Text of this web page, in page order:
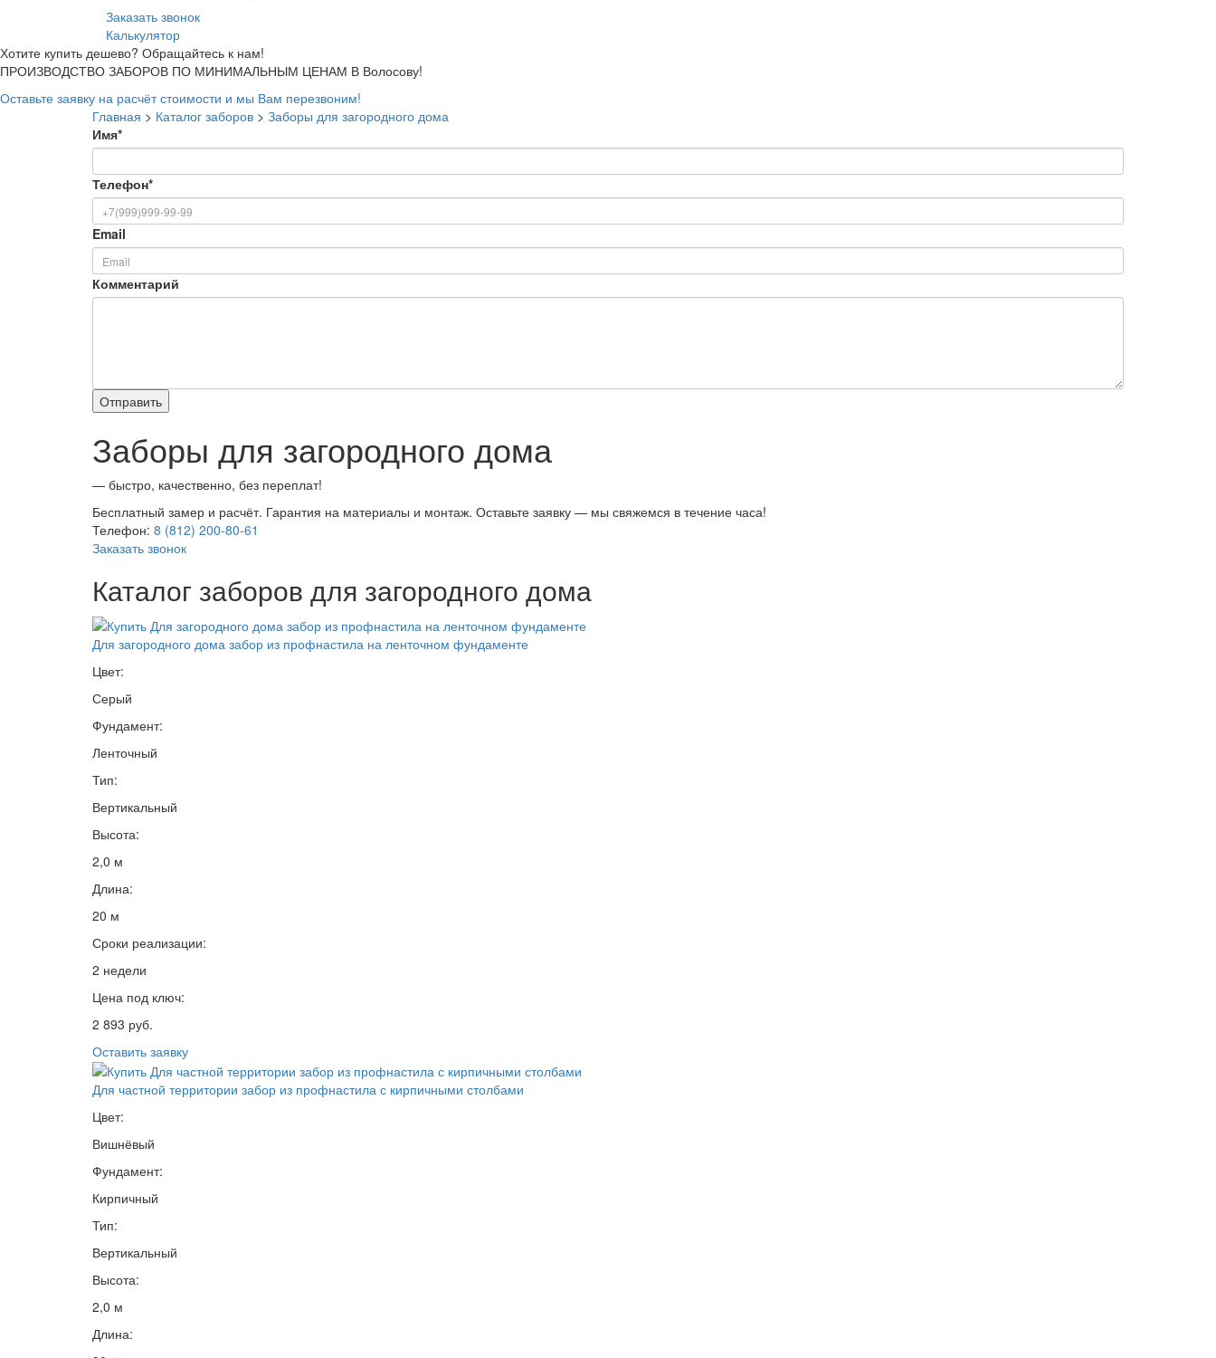
Заказать звонок
Калькулятор
Хотите купить дешево? Обращайтесь к нам!
ПРОИЗВОДСТВО ЗАБОРОВ ПО МИНИМАЛЬНЫМ ЦЕНАМ В Волосову!
Оставьте заявку на расчёт стоимости и мы Вам перезвоним!
Главная > Каталог заборов > Заборы для загородного дома
Имя*
Телефон*
Email
Комментарий
Заборы для загородного дома
— быстро, качественно, без переплат!
Бесплатный замер и расчёт. Гарантия на материалы и монтаж. Оставьте заявку — мы свяжемся в течение часа!
Телефон: 8 (812) 200-80-61
Заказать звонок
Каталог заборов для загородного дома
Для загородного дома забор из профнастила на ленточном фундаменте
Цвет:
Серый
Фундамент:
Ленточный
Тип:
Вертикальный
Высота:
2,0 м
Длина:
20 м
Сроки реализации:
2 недели
Цена под ключ:
2 893 руб.
Оставить заявку
Для частной территории забор из профнастила с кирпичными столбами
Цвет:
Вишнёвый
Фундамент:
Кирпичный
Тип:
Вертикальный
Высота:
2,0 м
Длина: